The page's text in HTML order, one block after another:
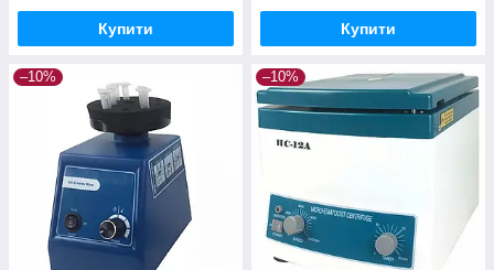
Купити Купити
–10% –10%